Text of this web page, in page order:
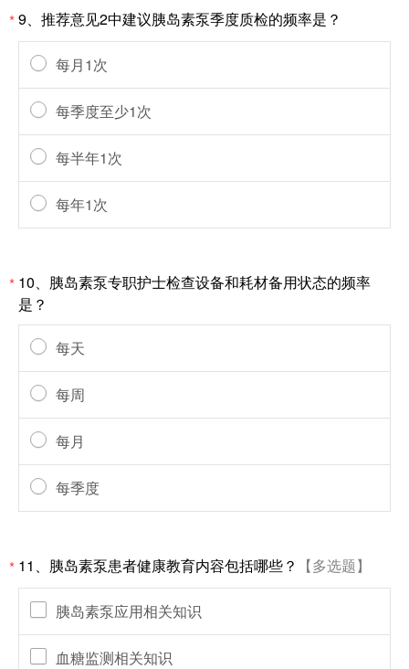
*9、推荐意见2中建议胰岛素泵季度质检的频率是？
每月1次
每季度至少1次
每半年1次
每年1次
* 10、胰岛素泵专职护士检查设备和耗材备用状态的频率
是？
每天
每周
每月
每季度
* 11、胰岛素泵患者健康教育内容包括哪些？ 【多选题】
胰岛素泵应用相关知识
血糖监测相关知识